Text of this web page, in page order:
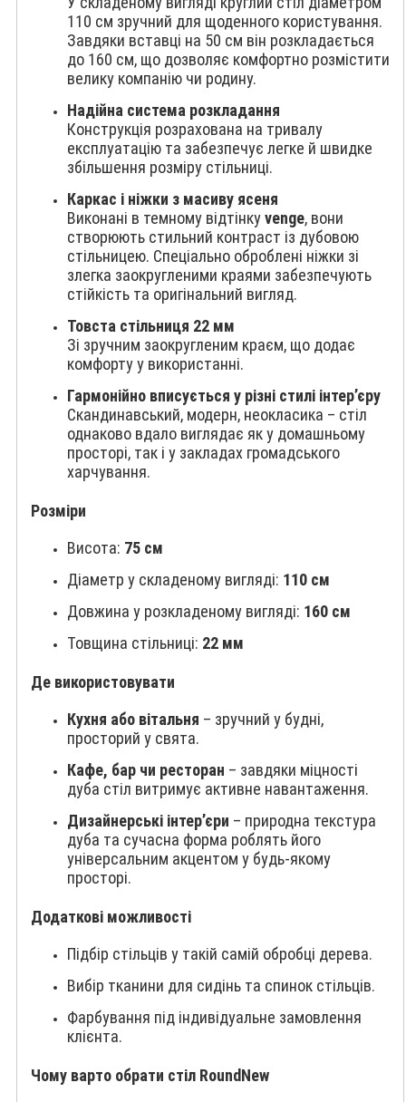
110 см зручний для щоденного користування.
Завдяки вставці на 50 см він розкладається
до 160 см, що дозволяє комфортно розмістити
велику компанію чи родину.
Надійна система розкладання
Конструкція розрахована на тривалу
експлуатацію та забезпечує легке й швидке
збільшення розміру стільниці.
Каркас і ніжки з масиву ясеня
Виконані в темному відтінкуvenge, вони
створюють стильний контраст із дубовою
стільницею. Спеціально оброблені ніжки зі
злегка заокругленими краями забезпечують
стійкість та оригінальний вигляд.
Товста стільниця 22 мм
Зі зручним заокругленим краєм, що додає
комфорту у використанні.
Гармонійно вписується у різні стилі інтер’єру
Скандинавський, модерн, неокласика – стіл
однаково вдало виглядає як у домашньому
просторі, так і у закладах громадського
харчування.
Розміри
Висота: 75 см
Діаметр у складеному вигляді: 110 см
Довжина у розкладеному вигляді: 160 см
Товщина стільниці: 22 мм
Де використовувати
Кухня або вітальня – зручний у будні,
просторий у свята.
Кафе, бар чи ресторан – завдяки міцності
дуба стіл витримує активне навантаження.
Дизайнерські інтер’єри – природна текстура
дуба та сучасна форма роблять його
універсальним акцентом у будь-якому
просторі.
Додаткові можливості
Підбір стільців у такій самій обробці дерева.
Вибір тканини для сидінь та спинок стільців.
Фарбування під індивідуальне замовлення
клієнта.
Чому варто обрати стіл RoundNew